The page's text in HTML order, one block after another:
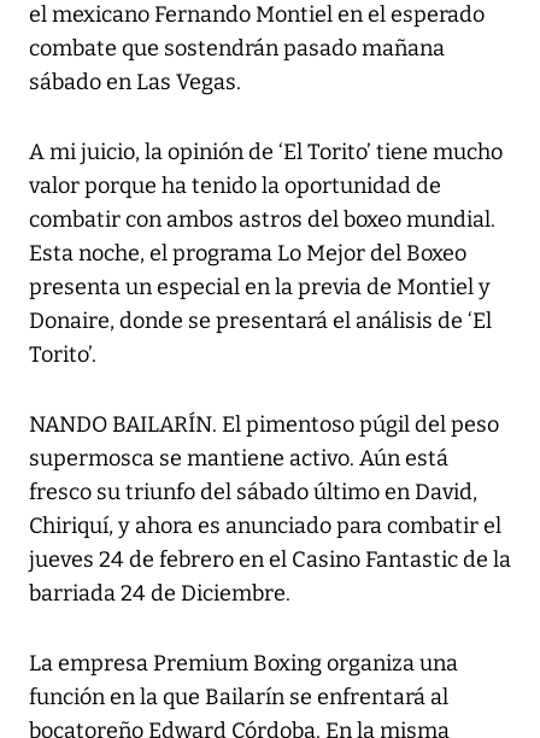
el mexicano Fernando Montiel en el esperado
combate que sostendrán pasado mañana
sábado en Las Vegas.
A mi juicio, la opinión de ‘El Torito’ tiene mucho
valor porque ha tenido la oportunidad de
combatir con ambos astros del boxeo mundial.
Esta noche, el programa Lo Mejor del Boxeo
presenta un especial en la previa de Montiel y
Donaire, donde se presentará el análisis de ‘El
Torito’.
NANDO BAILARÍN. El pimentoso púgil del peso
supermosca se mantiene activo. Aún está
fresco su triunfo del sábado último en David,
Chiriquí, y ahora es anunciado para combatir el
jueves 24 de febrero en el Casino Fantastic de la
barriada 24 de Diciembre.
La empresa Premium Boxing organiza una
función en la que Bailarín se enfrentará al
bocatoreño Edward Córdoba. En la misma